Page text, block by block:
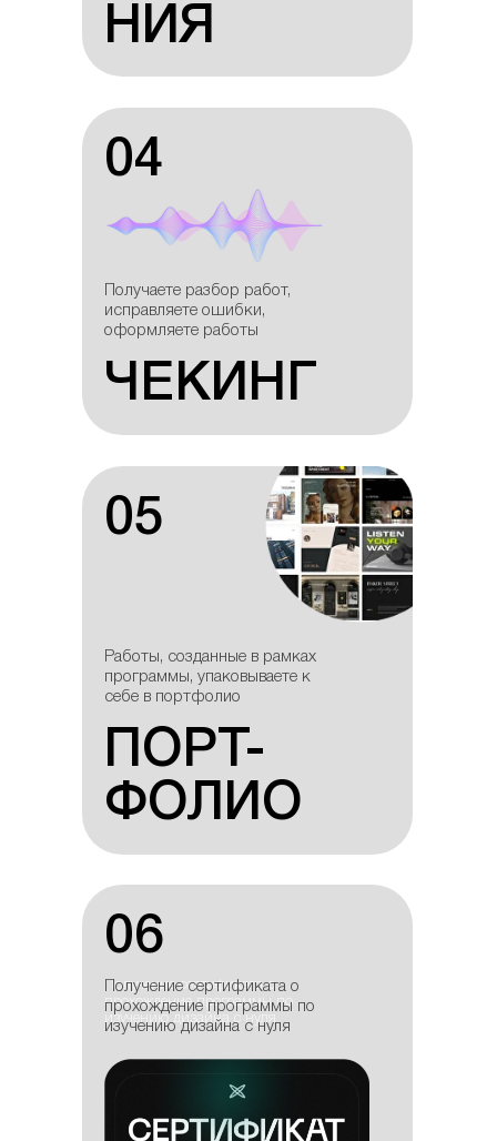
НИЯ
ЧЕКИНГ
Получаешь разбор
работ, исправляешь
ошибки, оформляешь
04
04
05
НИЯ
Получаете разбор работ,
исправляете ошибки,
оформляете работы
ЧЕКИНГ
Работы, созданные в
рамках программы,
упаковываете к себе в
ПОРТ-
ФОЛИО
Получение сертификата о
прохождение программы по
изучению дизайна с нуля
06
06
Получение сертификата о
прохождение программы по
изучению дизайна с нуля
05
Работы, созданные в рамках
программы, упаковываете к
себе в портфолио
ПОРТ-
ФОЛИО